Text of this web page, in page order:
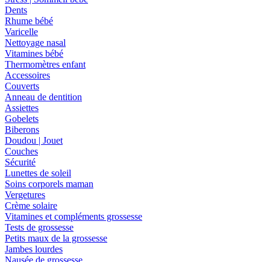
Dents
Rhume bébé
Varicelle
Nettoyage nasal
Vitamines bébé
Thermomètres enfant
Accessoires
Couverts
Anneau de dentition
Assiettes
Gobelets
Biberons
Doudou | Jouet
Couches
Sécurité
Lunettes de soleil
Soins corporels maman
Vergetures
Crème solaire
Vitamines et compléments grossesse
Tests de grossesse
Petits maux de la grossesse
Jambes lourdes
Nausée de grossesse